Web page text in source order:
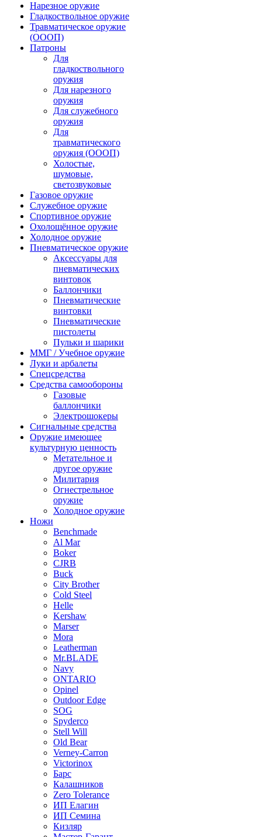
Нарезное оружие
Гладкоствольное оружие
Травматическое оружие
(ОООП)
Патроны
Для
гладкоствольного
оружия
Для нарезного
оружия
Для служебного
оружия
Для
травматического
оружия (ОООП)
Холостые,
шумовые,
светозвуковые
Газовое оружие
Служебное оружие
Спортивное оружие
Охолощённое оружие
Холодное оружие
Пневматическое оружие
Аксессуары для
пневматических
винтовок
Баллончики
Пневматические
винтовки
Пневматические
пистолеты
Пульки и шарики
ММГ / Учебное оружие
Луки и арбалеты
Спецсредства
Средства самообороны
Газовые
баллончики
Электрошокеры
Сигнальные средства
Оружие имеющее
культурную ценность
Метательное и
другое оружие
Милитария
Огнестрельное
оружие
Холодное оружие
Ножи
Benchmade
Al Mar
Boker
CJRB
Buck
City Brother
Cold Steel
Helle
Kershaw
Marser
Mora
Leatherman
Mr.BLADE
Navy
ONTARIO
Opinel
Outdoor Edge
SOG
Spyderco
Stell Will
Old Bear
Verney-Carron
Victorinox
Барс
Калашников
Zero Tolerance
ИП Елагин
ИП Семина
Кизляр